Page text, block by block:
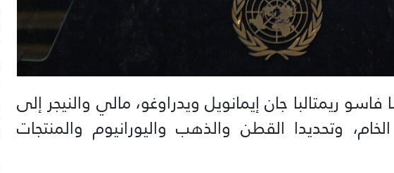
فاسو ريمتالبا جان إيمانويل ويدراوغو، مالي والنيجر إلى
وتحديدا القطن والذهب واليورانيوم والمنتجات